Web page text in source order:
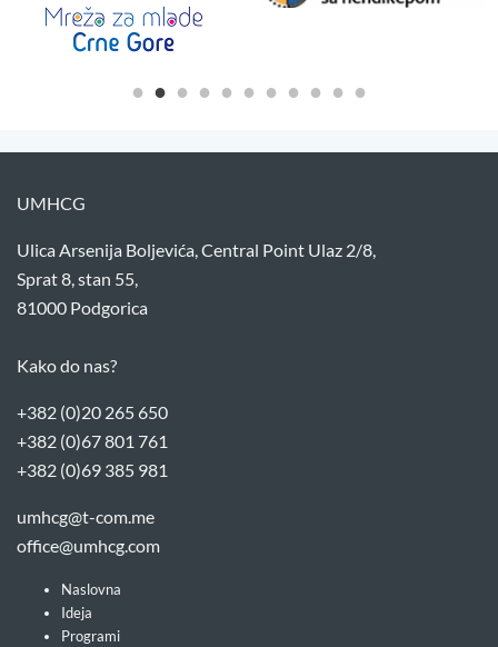
UMHCG
Ulica Arsenija Boljevića, Central Point Ulaz 2/8,
Sprat 8, stan 55,
81000 Podgorica
Kako do nas?
+382 (0)20 265 650
+382 (0)67 801 761
+382 (0)69 385 981
umhcg@t-com.me
office@umhcg.com
Naslovna
Ideja
Programi